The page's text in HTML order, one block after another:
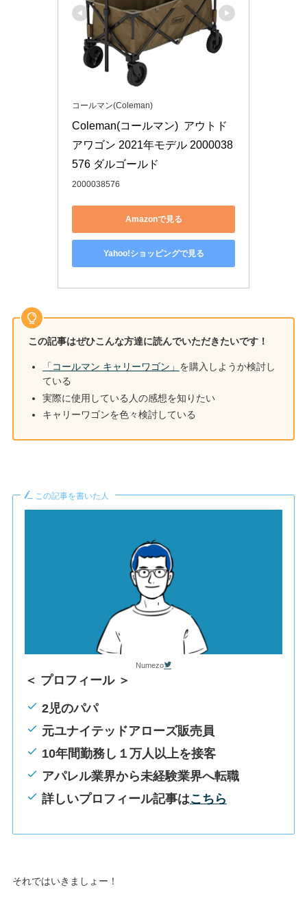
コールマン(Coleman)
Coleman(コールマン)  アウトド
アワゴン 2021年モデル 2000038
576 ダルゴールド
2000038576
Amazonで見る
Yahoo!ショッピングで見る
この記事はぜひこんな方達に読んでいただきたいです！
「コールマン キャリーワゴン」 を購入しようか検討し
ている
実際に使用している人の感想を知りたい
キャリーワゴンを色々検討している
この記事を書いた人
Numezo
＜ プロフィール ＞
2児のパパ
元ユナイテッドアローズ販売員
10年間勤務し１万人以上を接客
アパレル業界から未経験業界へ転職
詳しいプロフィール記事はこちら
それではいきましょー！